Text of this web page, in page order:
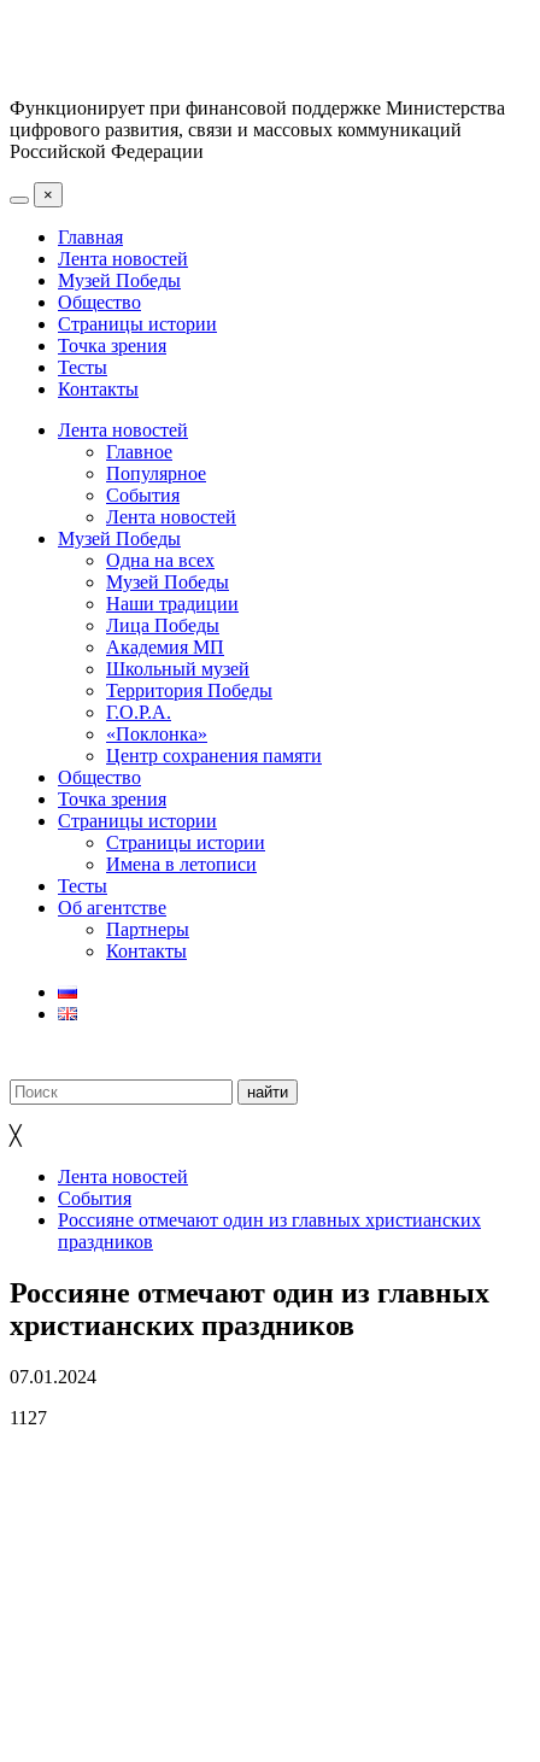
Функционирует при финансовой поддержке Министерства
цифрового развития, связи и массовых коммуникаций
Российской Федерации
×
Главная
Лента новостей
Музей Победы
Общество
Страницы истории
Точка зрения
Тесты
Контакты
Лента новостей
Главное
Популярное
События
Лента новостей
Музей Победы
Одна на всех
Музей Победы
Наши традиции
Лица Победы
Академия МП
Школьный музей
Территория Победы
Г.О.Р.А.
«Поклонка»
Центр сохранения памяти
Общество
Точка зрения
Страницы истории
Страницы истории
Имена в летописи
Тесты
Об агентстве
Партнеры
Контакты
╳
Лента новостей
События
Россияне отмечают один из главных христианских
праздников
Россияне отмечают один из главных
христианских праздников
07.01.2024
1127